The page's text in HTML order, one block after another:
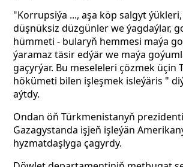
"Korrupsiýa ..., aşa köp salgyt
düşnüksiz düzgünler we ýagdaýlar,
hümmeti - bularyň hemmesi maýa
ýaramaz täsir edýär we maýa
gaçyrýar. Bu meseleleri çözmek üçin
hökümeti bilen işleşmek isleýäris "
aýtdy.
Ondan öň Türkmenistanyň
Gazagystanda işjeň işleýän
hyzmatdaşlyga çagyrdy.